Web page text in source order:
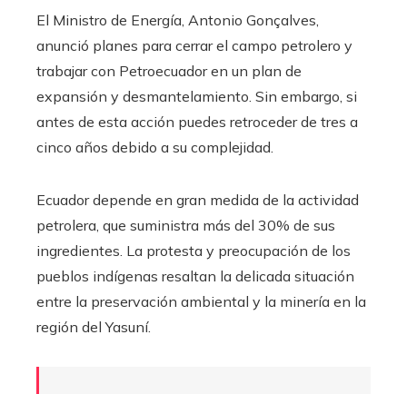
El Ministro de Energía, Antonio Gonçalves,
anunció planes para cerrar el campo petrolero y
trabajar con Petroecuador en un plan de
expansión y desmantelamiento. Sin embargo, si
antes de esta acción puedes retroceder de tres a
cinco años debido a su complejidad.
Ecuador depende en gran medida de la actividad
petrolera, que suministra más del 30% de sus
ingredientes. La protesta y preocupación de los
pueblos indígenas resaltan la delicada situación
entre la preservación ambiental y la minería en la
región del Yasuní.